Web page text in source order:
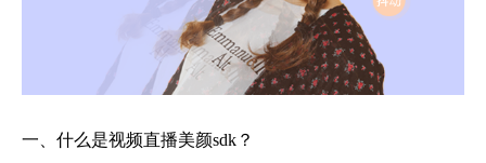
一、什么是视频直播美颜sdk？